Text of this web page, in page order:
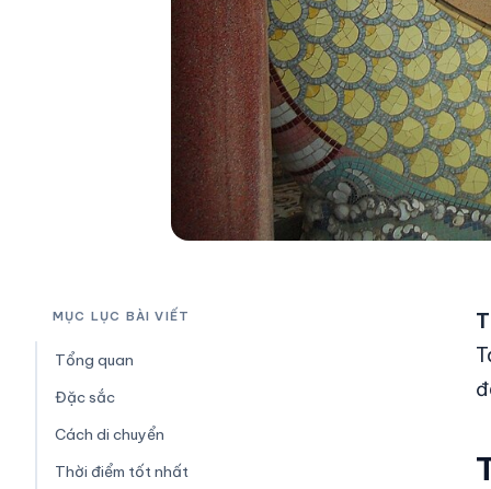
MỤC LỤC BÀI VIẾT
Tổng quan
Đặc sắc
Cách di chuyển
Thời điểm tốt nhất